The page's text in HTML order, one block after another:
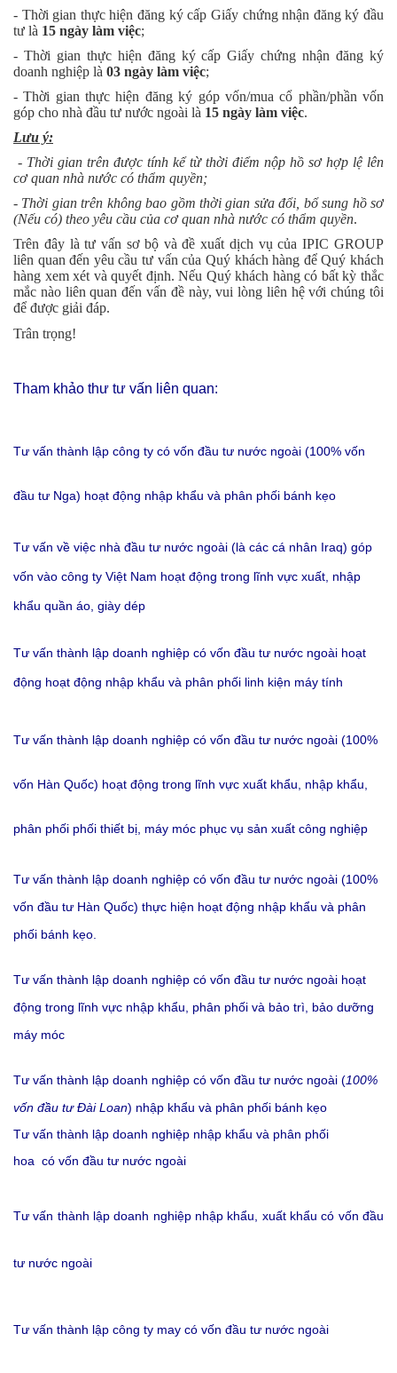
- Thời gian thực hiện đăng ký cấp Giấy chứng nhận đăng ký đầu
tư là 15 ngày làm việc;
- Thời gian thực hiện đăng ký cấp Giấy chứng nhận đăng ký
doanh nghiệp là 03 ngày làm việc;
- Thời gian thực hiện đăng ký góp vốn/mua cổ phần/phần vốn
góp cho nhà đầu tư nước ngoài là 15 ngày làm việc.
Lưu ý:
- Thời gian trên được tính kể từ thời điểm nộp hồ sơ hợp lệ lên
cơ quan nhà nước có thẩm quyền;
- Thời gian trên không bao gồm thời gian sửa đổi, bổ sung hồ sơ
(Nếu có) theo yêu cầu của cơ quan nhà nước có thẩm quyền.
Trên đây là tư vấn sơ bộ và đề xuất dịch vụ của IPIC GROUP
liên quan đến yêu cầu tư vấn của Quý khách hàng để Quý khách
hàng xem xét và quyết định. Nếu Quý khách hàng có bất kỳ thắc
mắc nào liên quan đến vấn đề này, vui lòng liên hệ với chúng tôi
để được giải đáp.
Trân trọng!
Tham khảo thư tư vấn liên quan:
Tư vấn thành lập công ty có vốn đầu tư nước ngoài (100% vốn
đầu tư Nga) hoạt động nhập khẩu và phân phối bánh kẹo
Tư vấn về việc nhà đầu tư nước ngoài (là các cá nhân Iraq) góp
vốn vào công ty Việt Nam hoạt động trong lĩnh vực xuất, nhập
khẩu quần áo, giày dép
Tư vấn thành lập doanh nghiệp có vốn đầu tư nước ngoài hoạt
động hoạt động nhập khẩu và phân phối linh kiện máy tính
Tư vấn thành lập doanh nghiệp có vốn đầu tư nước ngoài (100%
vốn Hàn Quốc) hoạt động trong lĩnh vực xuất khẩu, nhập khẩu,
phân phối phối thiết bị, máy móc phục vụ sản xuất công nghiệp
Tư vấn thành lập doanh nghiệp có vốn đầu tư nước ngoài (100%
vốn đầu tư Hàn Quốc) thực hiện hoạt động nhập khẩu và phân
phối bánh kẹo
Tư vấn thành lập doanh nghiệp có vốn đầu tư nước ngoài hoạt
động trong lĩnh vực nhập khẩu, phân phối và bảo trì, bảo dưỡng
máy móc
Tư vấn thành lập doanh nghiệp có vốn đầu tư nước ngoài (100%
vốn đầu tư Đài Loan) nhập khẩu và phân phối bánh kẹo
Tư vấn thành lập doanh nghiệp nhập khẩu và phân phối
hoa có vốn đầu tư nước ngoài
Tư vấn thành lập doanh nghiệp nhập khẩu, xuất khẩu có vốn đầu
tư nước ngoài
Tư vấn thành lập công ty may có vốn đầu tư nước ngoài